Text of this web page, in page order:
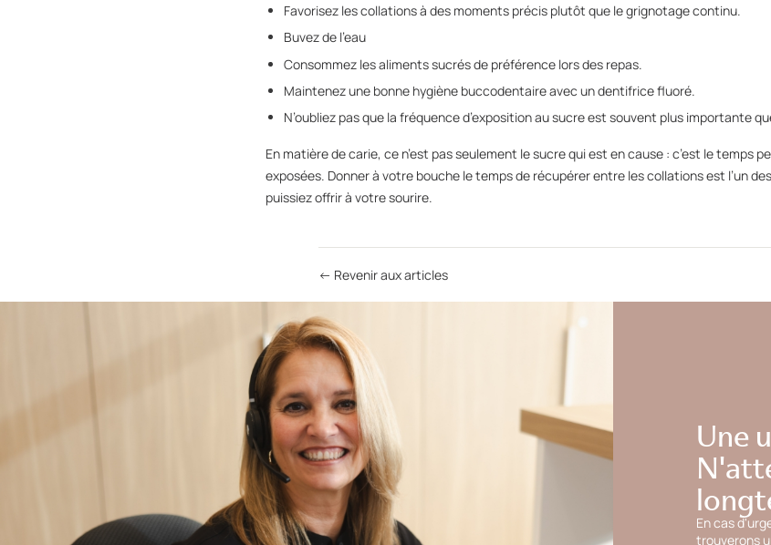
Favorisez les collations à des moments précis plutôt que le grignotage continu.
Buvez de l’eau
Consommez les aliments sucrés de préférence lors des repas.
Maintenez une bonne hygiène buccodentaire avec un dentifrice fluoré.
N’oubliez pas que la fréquence d’exposition au sucre est souvent plus importante
En matière de carie, ce n’est pas seulement le sucre qui est en cause : c’est le temps
exposées. Donner à votre bouche le temps de récupérer entre les collations est l’un
puissiez offrir à votre sourire.
← Revenir aux articles
Une
En cas
trouverons